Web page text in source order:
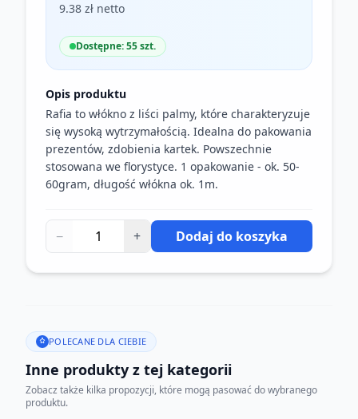
9.38 zł netto
Dostępne: 55 szt.
Opis produktu
Rafia to włókno z liści palmy, które charakteryzuje
się wysoką wytrzymałością. Idealna do pakowania
prezentów, zdobienia kartek. Powszechnie
stosowana we florystyce. 1 opakowanie - ok. 50-
60gram, długość włókna ok. 1m.
− + Dodaj do koszyka
POLECANE DLA CIEBIE
Inne produkty z tej kategorii
Zobacz także kilka propozycji, które mogą pasować do wybranego
produktu.